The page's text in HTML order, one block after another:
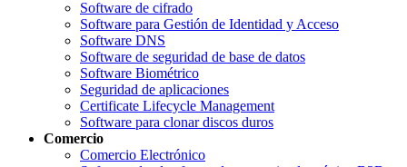
Software de cifrado
Software para Gestión de Identidad y Acceso
Software DNS
Software de seguridad de base de datos
Software Biométrico
Seguridad de aplicaciones
Certificate Lifecycle Management
Software para clonar discos duros
Comercio
Comercio Electrónico